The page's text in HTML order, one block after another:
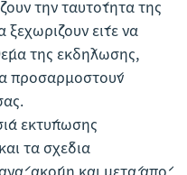
την ταυτότητα της
ξεχωρίζουν είτε να
της εκδήλωσης,
προσαρμοστούν
εκτύπωσης
τα σχέδια